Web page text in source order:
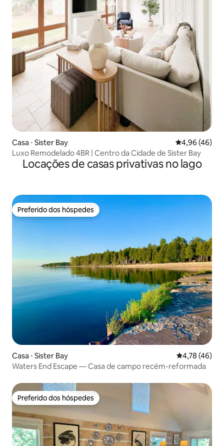
Casa ⋅ Sister Bay 4,96 de uma
4,96 (46)
Luxo Remodelado 4BR | Centro da Cidade de Sister Bay
Locações de casas privativas no lago
Preferido dos hóspedes
Preferido dos hóspedes
Casa ⋅ Sister Bay 4,78 de uma
4,78 (46)
Waters End Escape — Casa de campo recém-reformada
Preferido dos hóspedes
Preferido dos hóspedes